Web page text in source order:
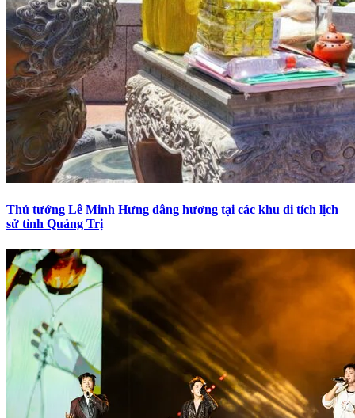
Thủ tướng Lê Minh Hưng dâng hương tại các khu di tích lịch
sử tỉnh Quảng Trị